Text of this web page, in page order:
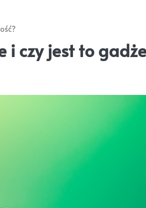
i czy jest to